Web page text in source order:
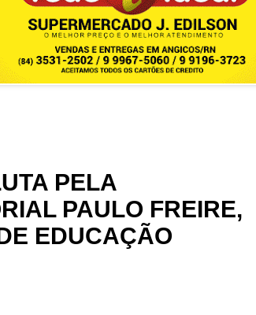
PELA
PAULO FREIRE,
EDUCAÇÃO